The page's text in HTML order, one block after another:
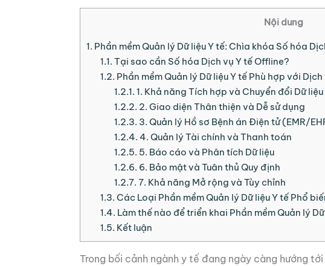
Nội dung
1. Phần mềm Quản lý Dữ liệu Y tế: Chìa khóa Số hóa
1.1. Tại sao cần Số hóa Dịch vụ Y tế Offline?
1.2. Phần mềm Quản lý Dữ liệu Y tế Phù hợp với
1.2.1. 1. Khả năng Tích hợp và Chuyển đổi Dữ liệu
1.2.2. 2. Giao diện Thân thiện và Dễ sử dụng
1.2.3. 3. Quản lý Hồ sơ Bệnh án Điện tử (EMR/
1.2.4. 4. Quản lý Tài chính và Thanh toán
1.2.5. 5. Báo cáo và Phân tích Dữ liệu
1.2.6. 6. Bảo mật và Tuân thủ Quy định
1.2.7. 7. Khả năng Mở rộng và Tùy chỉnh
1.3. Các Loại Phần mềm Quản lý Dữ liệu Y tế Phổ
1.4. Làm thế nào để triển khai Phần mềm Quản lý
1.5. Kết luận
Trong bối cảnh ngành y tế đang ngày càng hướng